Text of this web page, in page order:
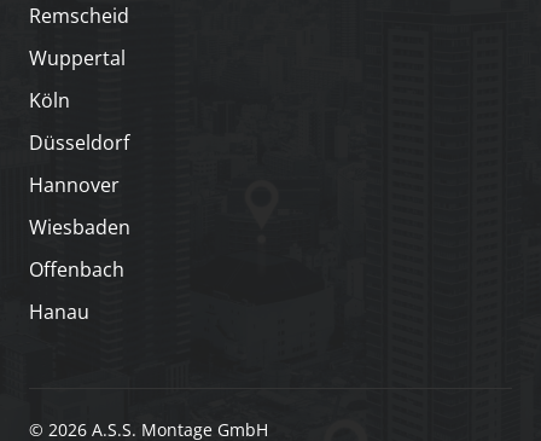
Remscheid
Wuppertal
Köln
Düsseldorf
Hannover
Wiesbaden
Offenbach
Hanau
© 2026 A.S.S. Montage GmbH